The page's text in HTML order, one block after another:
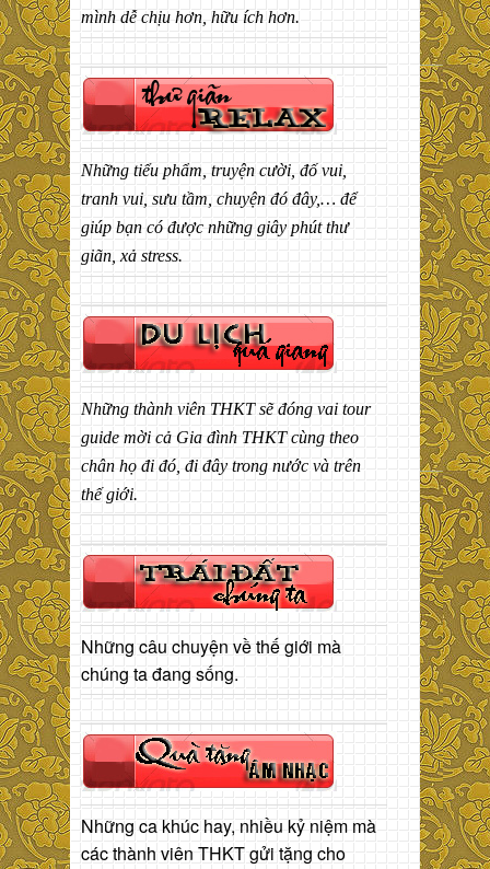
mình dễ chịu hơn, hữu ích hơn.
Những tiểu phẩm, truyện cười, đố vui,
tranh vui, sưu tầm, chuyện đó đây,… để
giúp bạn có được những giây phút thư
giãn, xả stress.
Những thành viên THKT sẽ đóng vai tour
guide mời cả Gia đình THKT cùng theo
chân họ đi đó, đi đây trong nước và trên
thế giới.
Những câu chuyện về thế giới mà
chúng ta đang sống.
Những ca khúc hay, nhiều kỷ niệm mà
các thành viên THKT gửi tặng cho